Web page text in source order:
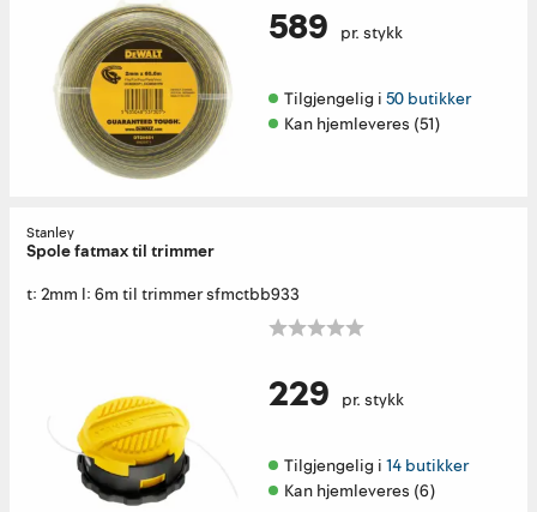
589 pr. stykk
Tilgjengelig i 50 butikker
Kan hjemleveres (51)
Stanley
Spole fatmax til trimmer
t: 2mm l: 6m til trimmer sfmctbb933
229 pr. stykk
Tilgjengelig i 14 butikker
Kan hjemleveres (6)